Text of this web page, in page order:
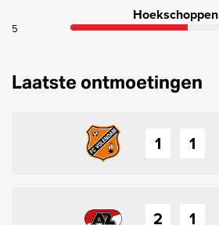
Hoekschoppen
5
Laatste ontmoetingen
1 1
2 1